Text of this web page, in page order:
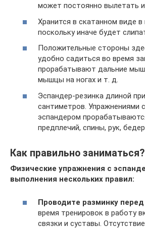
может постоянно вылетать
Хранится в скатанном виде в
поскольку иначе будет
Положительные стороны
удобно садиться во время
прорабатывают дальние
мышцы на ногах и т. д.
Эспандер-резинка длиной
сантиметров. Упражнениями
эспандером
предплечий, спины, рук,
Как правильно заниматься?
Физические упражнения с
выполнения нескольких правил:
Проводите разминку
время тренировок в работу
связки и суставы.